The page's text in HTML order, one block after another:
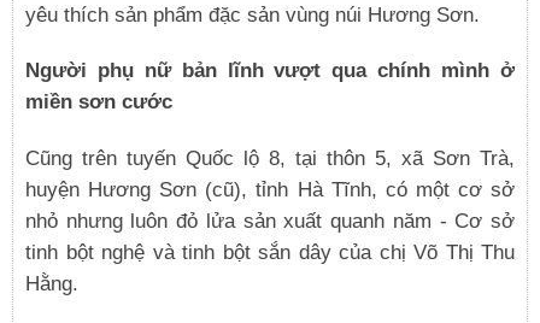
yêu thích sản phẩm đặc sản vùng núi Hương Sơn.
Người phụ nữ bản lĩnh vượt qua chính mình ở
miền sơn cước
Cũng trên tuyến Quốc lộ 8, tại thôn 5, xã Sơn Trà,
huyện Hương Sơn (cũ), tỉnh Hà Tĩnh, có một cơ sở
nhỏ nhưng luôn đỏ lửa sản xuất quanh năm - Cơ sở
tinh bột nghệ và tinh bột sắn dây của chị Võ Thị Thu
Hằng.